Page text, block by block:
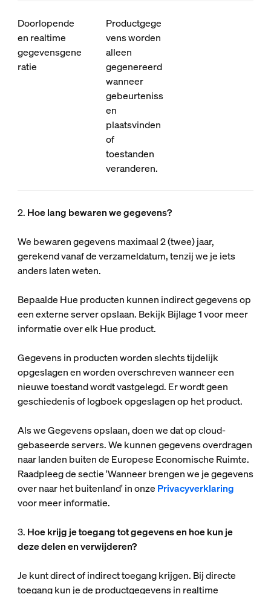
Doorlopende
en realtime
gegevensgene
ratie
Productgege
vens worden
alleen
gegenereerd
wanneer
gebeurteniss
en
plaatsvinden
of
toestanden
veranderen.
2. Hoe lang bewaren we gegevens?
We bewaren gegevens maximaal 2 (twee) jaar,
gerekend vanaf de verzameldatum, tenzij we je iets
anders laten weten.
Bepaalde Hue producten kunnen indirect gegevens op
een externe server opslaan. Bekijk Bijlage 1 voor meer
informatie over elk Hue product.
Gegevens in producten worden slechts tijdelijk
opgeslagen en worden overschreven wanneer een
nieuwe toestand wordt vastgelegd. Er wordt geen
geschiedenis of logboek opgeslagen op het product.
Als we Gegevens opslaan, doen we dat op cloud-
gebaseerde servers. We kunnen gegevens overdragen
naar landen buiten de Europese Economische Ruimte.
Raadpleeg de sectie 'Wanneer brengen we je gegevens
over naar het buitenland' in onze Privacyverklaring
voor meer informatie.
3. Hoe krijg je toegang tot gegevens en hoe kun je
deze delen en verwijderen?
Je kunt direct of indirect toegang krijgen. Bij directe
toegang kun je de productgegevens in realtime